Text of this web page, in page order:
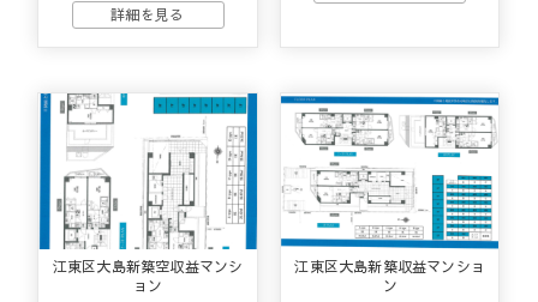
江東区大島新築空収益マンシ
ョン
江東区大島新築収益マンショ
ン